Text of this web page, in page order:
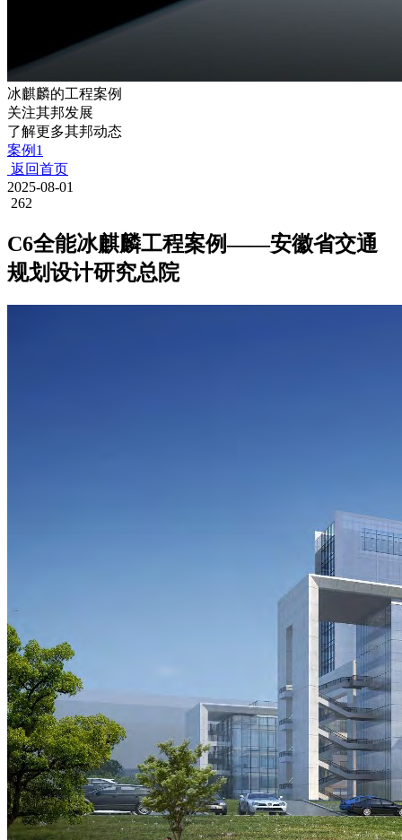
冰麒麟的工程案例
关注其邦发展
了解更多其邦动态
案例1
返回首页
2025-08-01
262
C6全能冰麒麟工程案例——安徽省交通
规划设计研究总院